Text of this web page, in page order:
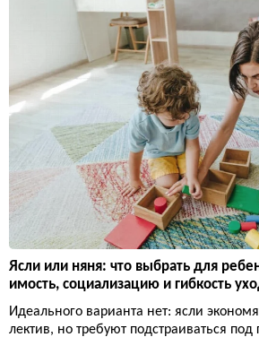
Ясли или няня: что выбрать для
имость, социализацию и гибкость
Идеального варианта нет: ясли
лектив, но требуют подстраиваться